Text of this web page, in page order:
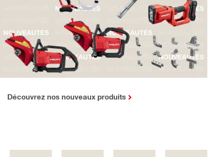
Découvrez nos nouveaux produits